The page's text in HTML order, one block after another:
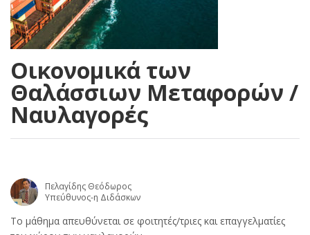
Οικονομικά των
Θαλάσσιων Μεταφορών /
Ναυλαγορές
Πελαγίδης Θεόδωρος
Υπεύθυνος-η Διδάσκων
Το μάθημα απευθύνεται σε φοιτητές/τριες και επαγγελματίες